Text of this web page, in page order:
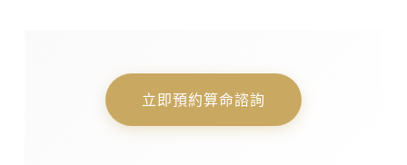
立即預約算命諮詢